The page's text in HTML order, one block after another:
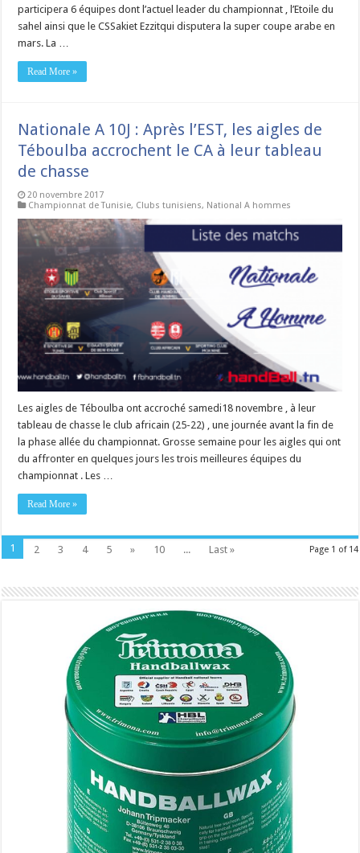
participera 6 équipes dont l’actuel leader du championnat , l’Etoile du
sahel ainsi que le CSSakiet Ezzitqui disputera la super coupe arabe en
mars. La …
Read More »
Nationale A 10J : Après l’EST, les aigles de
Téboulba accrochent le CA à leur tableau
de chasse
20 novembre 2017
Championnat de Tunisie, Clubs tunisiens, National A hommes
Les aigles de Téboulba ont accroché samedi18 novembre , à leur
tableau de chasse le club africain (25-22) , une journée avant la fin de
la phase allée du championnat. Grosse semaine pour les aigles qui ont
du affronter en quelques jours les trois meilleures équipes du
championnat . Les …
Read More »
Page 1 of 14
1 2 3 4 5 » 10 ... Last »